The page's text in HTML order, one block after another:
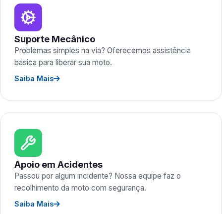
Suporte Mecânico
Problemas simples na via? Oferecemos assistência
básica para liberar sua moto.
Saiba Mais
Apoio em Acidentes
Passou por algum incidente? Nossa equipe faz o
recolhimento da moto com segurança.
Saiba Mais